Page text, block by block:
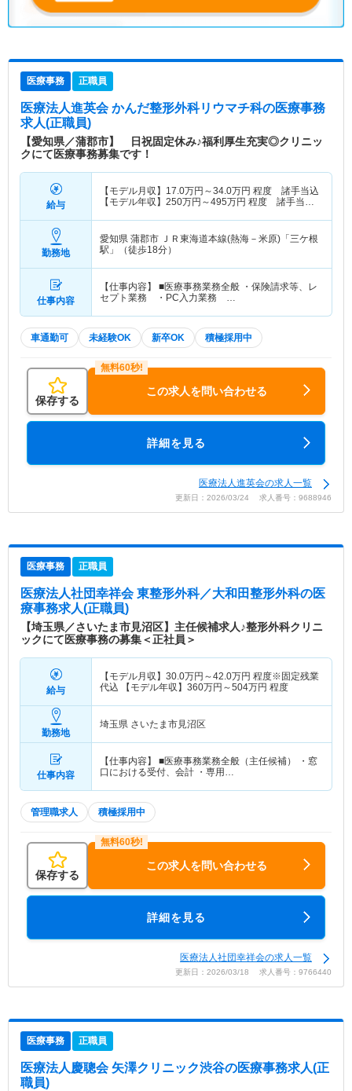
医療事務 正職員
医療法人進英会 かんだ整形外科リウマチ科の医療事務
求人(正職員)
【愛知県／蒲郡市】 日祝固定休み♪福利厚生充実◎クリニッ
クにて医療事務募集です！
給与
【モデル月収】 17.0万円～34.0万円 程度 諸手当込
【モデル年収】 250万円～495万円 程度 諸手当・
勤務地
愛知県 蒲郡市 ＪＲ東海道本線(熱海－米原)「三ケ根
駅」（徒歩18分）
仕事内容
【仕事内容】 ■医療事務業務全般 ・保険請求等、レ
セプト業務 ・PC入力業務 …
車通勤可 未経験OK 新卒OK 積極採用中
保存する
この求人を問い合わせる
詳細を見る
医療法人進英会の求人一覧
更新日：2026/03/24 求人番号：9688946
医療事務 正職員
医療法人社団幸祥会 東整形外科／大和田整形外科の医
療事務求人(正職員)
【埼玉県／さいたま市見沼区】主任候補求人♪整形外科クリニ
ックにて医療事務の募集＜正社員＞
給与
【モデル月収】 30.0万円～42.0万円 程度※固定残業
代込 【モデル年収】 360万円～504万円 程度
勤務地
埼玉県 さいたま市見沼区
仕事内容
【仕事内容】 ■医療事務業務全般（主任候補） ・窓
口における受付、会計 ・専用…
管理職求人 積極採用中
保存する
この求人を問い合わせる
詳細を見る
医療法人社団幸祥会の求人一覧
更新日：2026/03/18 求人番号：9766440
医療事務 正職員
医療法人慶聰会 矢澤クリニック渋谷の医療事務求人(正
職員)